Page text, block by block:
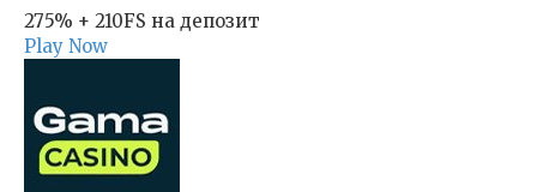
275% + 210FS на депозит
Play Now